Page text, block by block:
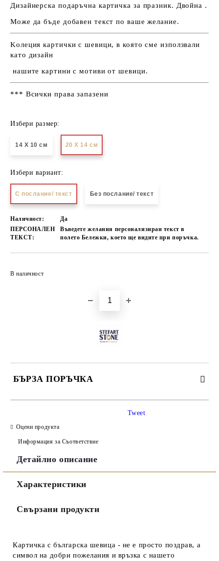
Дизайнерска подаръчна картичка за празник. Двойна .
Може да бъде добавен текст по ваше желание.
Kолеция картички с шевици, в която сме използвали
като дизайн
нашите картини с мотиви от шевици.
*** Всички права запазени
Избери размер:
14 Х 10 см 20 Х 14 см
Избери вариант:
С послание/ текст Без послание/ текст
Наличност:
Да
ПЕРСОНАЛЕН
ТЕКСТ:
Въведете желания персонализиран текст в
полето Бележки, което ще видите при поръчка.
В наличност
БЪРЗА ПОРЪЧКА
Ние ще се свържем с вас в рамките на работния ден.
Tweet
Оцени продукта
Информация за Съответствие
Детайлно описание
Характеристики
Свързани продукти
Картичка с българска шевица - не е просто поздрав, а
символ на добри пожелания и връзка с нашето